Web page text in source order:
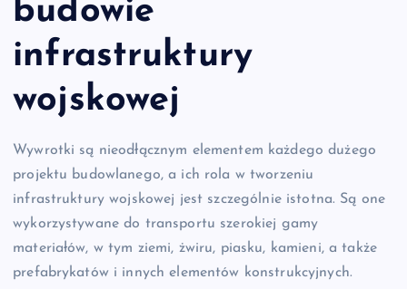
budowie
infrastruktury
wojskowej
Wywrotki są nieodłącznym elementem każdego dużego
projektu budowlanego, a ich rola w tworzeniu
infrastruktury wojskowej jest szczególnie istotna. Są one
wykorzystywane do transportu szerokiej gamy
materiałów, w tym ziemi, żwiru, piasku, kamieni, a także
prefabrykatów i innych elementów konstrukcyjnych.